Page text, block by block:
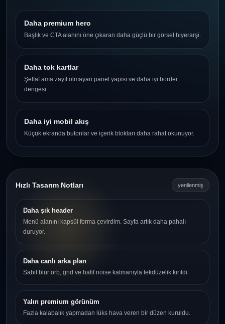
Daha premium hero
Başlık ve CTA alanını öne çıkaran daha güçlü bir görsel hiyerarşi.
Daha tok kartlar
Şeffaf ama zayıf olmayan panel yapısı ve daha iyi border
dengesi.
Daha iyi mobil akış
Küçük ekranda butonlar ve içerik blokları daha rahat okunuyor.
Hızlı Tasarım Notları yenilenmiş
Daha şık header
Menü alanını kapsül forma çevirdim. Sayfa artık daha pahalı
duruyor.
Daha canlı arka plan
Sabit blur orb, grid ve hafif noise katmanıyla tekdüzelik kırıldı.
Yalın premium görünüm
Fazla kalabalık yapmadan lüks hava veren bir düzen kuruldu.